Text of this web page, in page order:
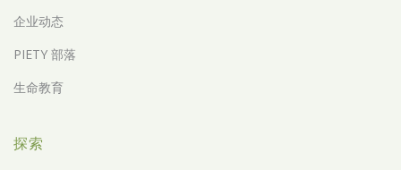
企业动态
PIETY 部落
生命教育
探索